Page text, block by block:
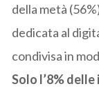
della metà
dedicata al
condivisa in
Solo l’8%